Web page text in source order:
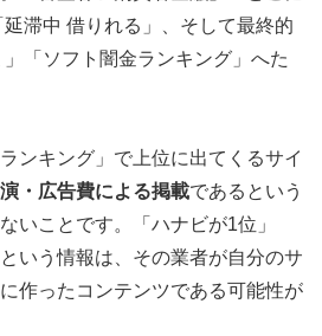
滞中 借りれる」、そして最終的
「ソフト闇金ランキング」へた
ンキング」で上位に出てくるサイ
・広告費による掲載であるという
いことです。「ハナビが1位」
いう情報は、その業者が自分のサ
作ったコンテンツである可能性が